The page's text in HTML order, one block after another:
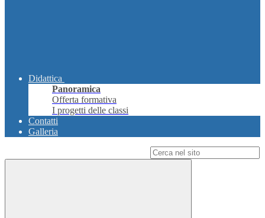
Didattica
Panoramica
Offerta formativa
I progetti delle classi
Contatti
Galleria